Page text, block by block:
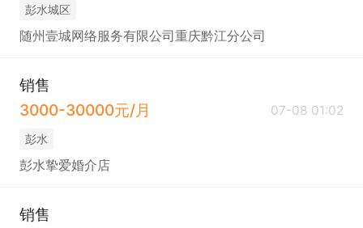
彭水城区
随州壹城网络服务有限公司重庆黔江分公司
销售
3000-30000元/月
07-08 01:02
彭水
彭水挚爱婚介店
销售